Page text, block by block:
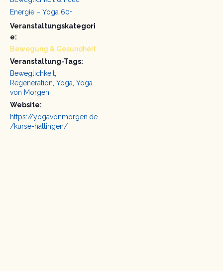
Energie – Yoga 60+
Veranstaltungskategori
e:
Bewegung & Gesundheit
Veranstaltung-Tags:
Beweglichkeit,
Regeneration, Yoga, Yoga
von Morgen
Website:
https://yogavonmorgen.de
/kurse-hattingen/